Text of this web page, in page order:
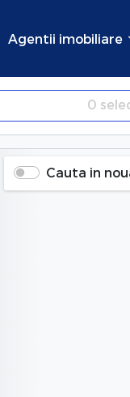
Agentii imobiliare
0
3 camere inchiriate
Cauta in